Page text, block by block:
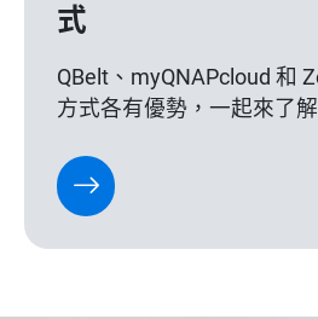
式
QBelt、myQNAPcloud 和
方式各有優勢，一起來了解